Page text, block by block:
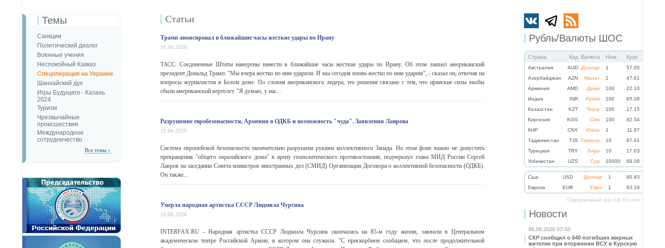
Рубль/Валюты ШОС
Страна Код Валюта Ном. Курс
Австралия AUD Доллар 1
57.05
Азербайджан
AZN Манат 1
47.61
Армения
AMD Драм 100
22.10
Индия
INR Рупия 100
85.08
Казахстан
KZT Тенге 100
17.15
Киргизия
KGS Сом 100
92.54
КНР
CNY Юань 1
11.97
Таджикистан
TJS Сомони 10
87.61
Турецкая
TRY Лира 10
17.03
Узбекистан
UZS Сум 10000 68.08
Cша USD Доллар 1
80.93
Eвропа
EUR Евро 1 93.19
Официальный курс ЦБ России
Новости
06.08.2026 07:50
СКР сообщил о 640 погибших мирных
жителях при вторжении ВСУ в Курскую
Темы
Санкции
Политический диалог
Военные учения
Неспокойный Кавказ
Спецоперация на Украине
Шанхайский дух
Игры Будущего - Казань
2024
Туризм
Чрезвычайные
происшествия
Международное
сотрудничество
Все темы »
Статьи
Трамп анонсировал в ближайшие часы жесткие удары по Ирану
10.06.2026
ТАСС. Соединенные Штаты намерены нанести в ближайшие часы жесткие удары по Ирану. Об этом заявил американский
президент Дональд Трамп. "Мы вчера жестко по ним ударили. И мы сегодня вновь жестко по ним ударим", - сказал он, отвечая на
вопросы журналистов в Белом доме. По словам американского лидера, это решение связано с тем, что иранские силы якобы
сбили американский вертолет. "Я думаю, у нас...
Разрушение евробезопасности, Армения в ОДКБ и возможность "чуда". Заявления Лаврова
10.06.2026
Система европейской безопасности окончательно разрушена руками коллективного Запада. На этом фоне важно не допустить
превращения "общего евразийского дома" в арену геополитического противостояния, подчеркнул глава МИД России Сергей
Лавров на заседании Совета министров иностранных дел (СМИД) Организации Договора о коллективной безопасности (ОДКБ).
Он также...
Умерла народная артистка СССР Людмила Чурсина
10.06.2026
INTERFAX.RU - Народная артистка СССР Людмила Чурсина скончалась на 85-м году жизни, заявили в Центральном
академическом театре Российской Армии, в котором она служила. "С прискорбием сообщаем, что после продолжительной